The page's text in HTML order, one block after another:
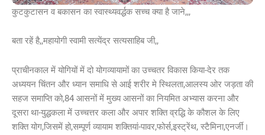
कुटकुटासन व बकासन का स्वास्थ्यवर्द्धक सच्च क्या है जाने,,,
बता रहें है,,महायोगी स्वामी सत्येंद्र सत्यसाहिब जी,,
प्राचीनकाल में योगियों में दो योगव्यायामों का उच्चतर विकास किया-देर तक
अध्ययन चिंतन और ध्यान समाधि से आई शरीर मे स्थिलता,आलस्य ओर जड़ता की
सहज समाप्ति को,84 आसनों में मुख्य आसनों का नियमित अभ्यास करना और
दूसरा था-युद्धकला में उच्चत्तर कला और अपार शक्ति व्रद्धि के कौशल के लिए
शक्ति योग,जिसमें हो,सम्पूर्ण व्यायाम शक्तियां-पावर,फोर्स,इस्ट्रेंथ, स्टैमिना,एनर्जी।